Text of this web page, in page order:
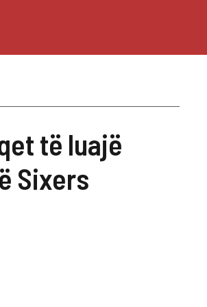
të luajë
Sixers